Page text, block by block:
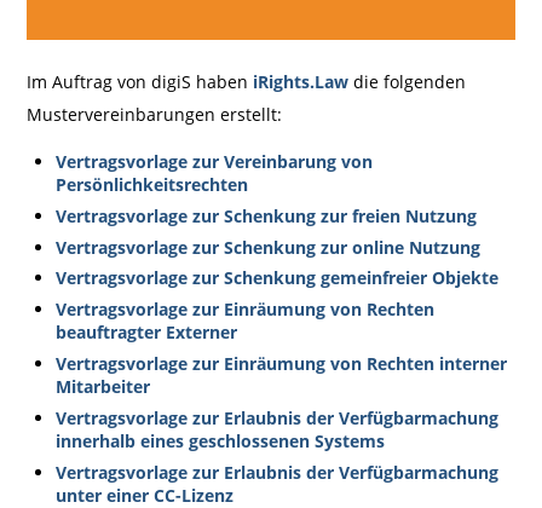
Im Auftrag von digiS haben iRights.Law die folgenden
Mustervereinbarungen erstellt:
Vertragsvorlage zur Vereinbarung von
Persönlichkeitsrechten
Vertragsvorlage zur Schenkung zur freien Nutzung
Vertragsvorlage zur Schenkung zur online Nutzung
Vertragsvorlage zur Schenkung gemeinfreier Objekte
Vertragsvorlage zur Einräumung von Rechten
beauftragter Externer
Vertragsvorlage zur Einräumung von Rechten interner
Mitarbeiter
Vertragsvorlage zur Erlaubnis der Verfügbarmachung
innerhalb eines geschlossenen Systems
Vertragsvorlage zur Erlaubnis der Verfügbarmachung
unter einer CC-Lizenz